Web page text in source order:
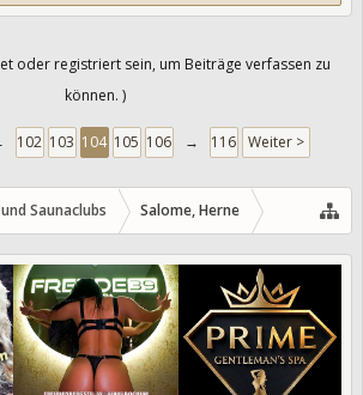
oder registriert sein, um Beiträge verfassen zu
können. )
102 103 104 105 106 → 116 Weiter >
und Saunaclubs Salome, Herne